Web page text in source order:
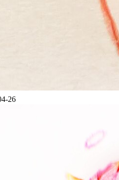
26